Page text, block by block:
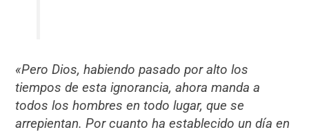
«Pero Dios, habiendo pasado por alto los
tiempos de esta ignorancia, ahora manda a
todos los hombres en todo lugar, que se
arrepientan. Por cuanto ha establecido un día en